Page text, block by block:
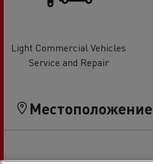
Light Commercial Vehicles
Service and Repair
Местоположение